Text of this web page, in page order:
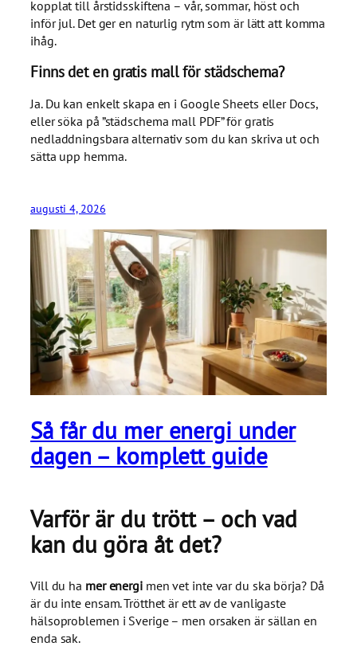
kopplat till årstidsskiftena – vår, sommar, höst och
inför jul. Det ger en naturlig rytm som är lätt att komma
ihåg.
Finns det en gratis mall för städschema?
Ja. Du kan enkelt skapa en i Google Sheets eller Docs,
eller söka på ”städschema mall PDF” för gratis
nedladdningsbara alternativ som du kan skriva ut och
sätta upp hemma.
augusti 4, 2026
Så får du mer energi under
dagen – komplett guide
Varför är du trött – och vad
kan du göra åt det?
Vill du ha mer energimen vet inte var du ska börja? Då
är du inte ensam. Trötthet är ett av de vanligaste
hälsoproblemen i Sverige – men orsaken är sällan en
enda sak.